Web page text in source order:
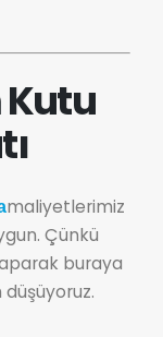
Kutu
maliyetlerimiz
Çünkü
buraya
düşüyoruz.